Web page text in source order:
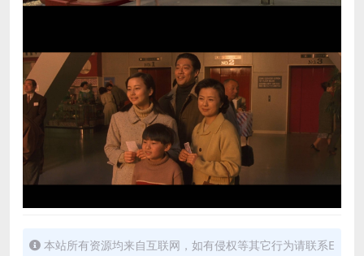
本站所有资源均来自互联网，如有侵权等其它行为请联系E